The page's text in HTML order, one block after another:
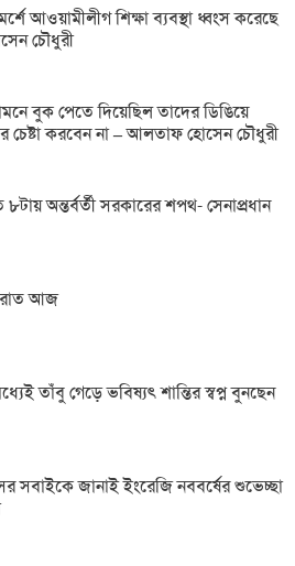
আওয়ামীলীগ শিক্ষা ব্যবস্থা ধ্বংস করেছে
চৌধুরী
বুক পেতে দিয়েছিল তাদের ডিঙিয়ে
চেষ্টা করবেন না – আলতাফ হোসেন চৌধুরী
অন্তর্বর্তী সরকারের শপথ- সেনাপ্রধান
আজ
তাঁবু গেড়ে ভবিষ্যৎ শান্তির স্বপ্ন বুনছেন
সবাইকে জানাই ইংরেজি নববর্ষের শুভেচ্ছা